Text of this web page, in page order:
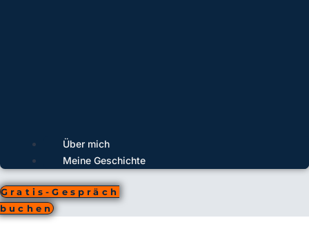
Über mich
Meine Geschichte
Gratis-Gespräch
buchen